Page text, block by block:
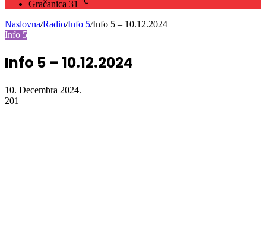
Gračanica 31
Naslovna/Radio/Info 5/Info 5 – 10.12.2024
Info 5
Info 5 – 10.12.2024
10. Decembra 2024.
201